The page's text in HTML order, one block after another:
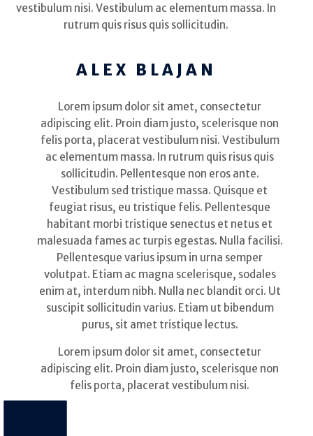
vestibulum nisi. Vestibulum ac elementum massa. In
rutrum quis risus quis sollicitudin.
ALEX BLAJAN
Lorem ipsum dolor sit amet, consectetur
adipiscing elit. Proin diam justo, scelerisque non
felis porta, placerat vestibulum nisi. Vestibulum
ac elementum massa. In rutrum quis risus quis
sollicitudin. Pellentesque non eros ante.
Vestibulum sed tristique massa. Quisque et
feugiat risus, eu tristique felis. Pellentesque
habitant morbi tristique senectus et netus et
malesuada fames ac turpis egestas. Nulla facilisi.
Pellentesque varius ipsum in urna semper
volutpat. Etiam ac magna scelerisque, sodales
enim at, interdum nibh. Nulla nec blandit orci. Ut
suscipit sollicitudin varius. Etiam ut bibendum
purus, sit amet tristique lectus.
Lorem ipsum dolor sit amet, consectetur
adipiscing elit. Proin diam justo, scelerisque non
felis porta, placerat vestibulum nisi.